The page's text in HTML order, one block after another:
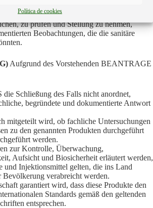
Política de cookies
die Gesundheitsbehörden, einschließlich
zu prüfen und Stellung zu nehmen,
Beobachtungen, die die sanitäre
Aufgrund des Vorstehenden BEANTRAGE
die Schließung des Falls nicht anordnet,
begründete und dokumentierte Antwort
mitgeteilt wird, ob fachliche Untersuchungen
zu den genannten Produkten durchgeführt
werden.
zur Kontrolle, Überwachung,
Aufsicht und Biosicherheit erläutert werden,
und Injektionsmittel gelten, die ins Land
Bevölkerung verabreicht werden.
garantiert wird, dass diese Produkte den
Standards gemäß den geltenden
entsprechen.